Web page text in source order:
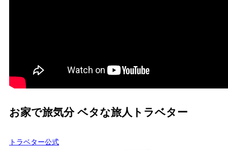
お家で旅気分 ベタな旅人トラベター
トラベター公式